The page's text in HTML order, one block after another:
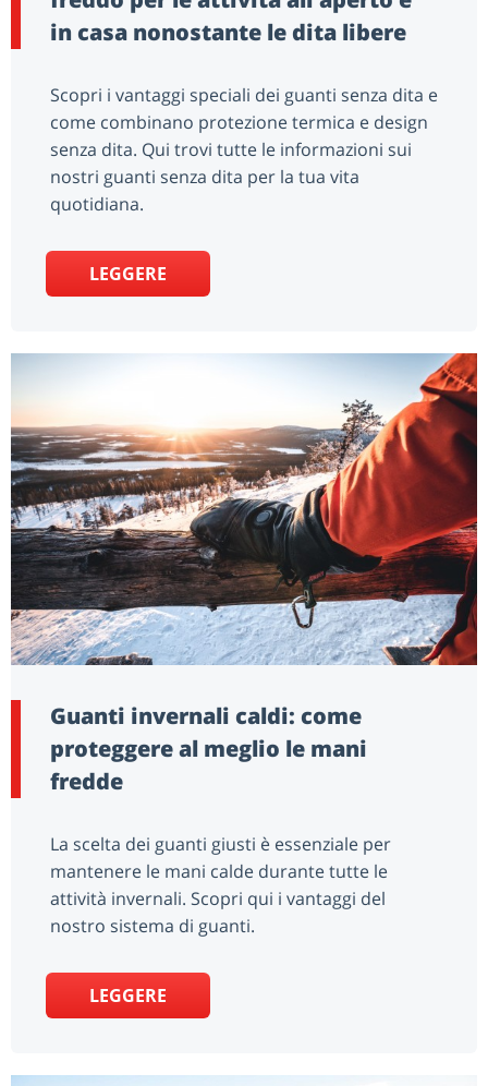
in casa nonostante le dita libere
Scopri i vantaggi speciali dei guanti senza dita e
come combinano protezione termica e design
senza dita. Qui trovi tutte le informazioni sui
nostri guanti senza dita per la tua vita
quotidiana.
LEGGERE
Guanti invernali caldi: come
proteggere al meglio le mani
fredde
La scelta dei guanti giusti è essenziale per
mantenere le mani calde durante tutte le
attività invernali. Scopri qui i vantaggi del
nostro sistema di guanti.
LEGGERE